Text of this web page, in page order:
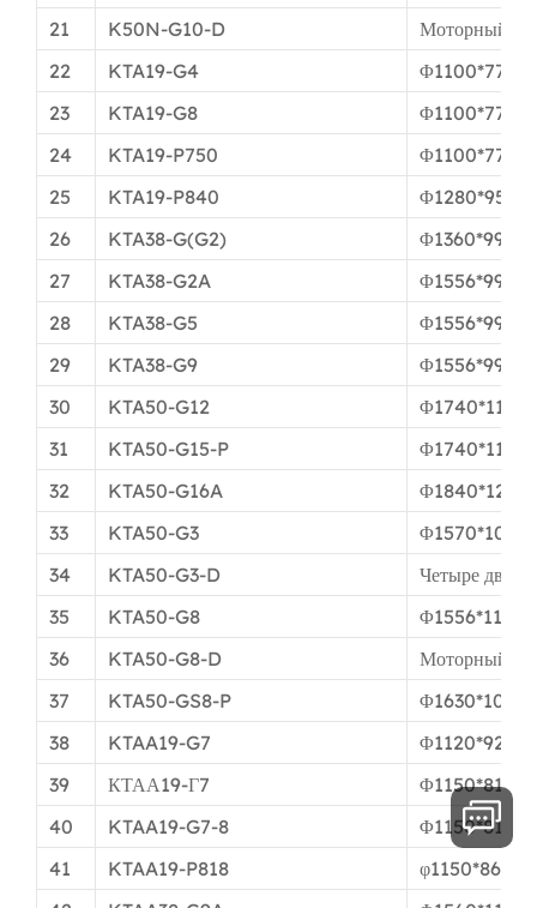
21
K50N-G10-D
Моторный
22
KTA19-G4
23
KTA19-G8
24
KTA19-P750
25
KTA19-P840
26
KTA38-G(G2)
Φ1360*991мм
27
KTA38-G2A
Φ1556*991мм
28
KTA38-G5
Φ1556*991мм
29
KTA38-G9
Φ1556*991мм
30
KTA50-G12
31
KTA50-G15-P
32
KTA50-G16A
33
KTA50-G3
34
KTA50-G3-D
Четыре
35
KTA50-G8
36
KTA50-G8-D
Моторный
37
KTA50-GS8-P
38
KTAA19-G7
Φ1120*921мм
39
КТАА19-Г7
Φ1150*815мм
40
KTAA19-G7-8
Φ1150*815мм
41
KTAA19-P818
φ1150*861мм